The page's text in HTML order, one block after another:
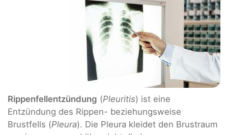
Rippenfellentzündung (Pleuritis) ist eine
Entzündung des Rippen- beziehungsweise
Brustfells (Pleura). Die Pleura kleidet den Brustraum